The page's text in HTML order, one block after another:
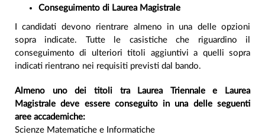
Conseguimento di Laurea Magistrale
I candidati devono rientrare almeno in una delle opzioni
sopra indicate. Tutte le casistiche che riguardino il
conseguimento di ulteriori titoli aggiuntivi a quelli sopra
indicati rientrano nei requisiti previsti dal bando.
Almeno uno dei titoli tra Laurea Triennale e Laurea
Magistrale deve essere conseguito in una delle seguenti
aree accademiche:
Scienze Matematiche e Informatiche